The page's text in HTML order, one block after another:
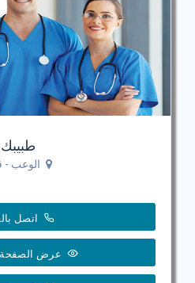
طبيبك
الوعب -
اتصل
عرض